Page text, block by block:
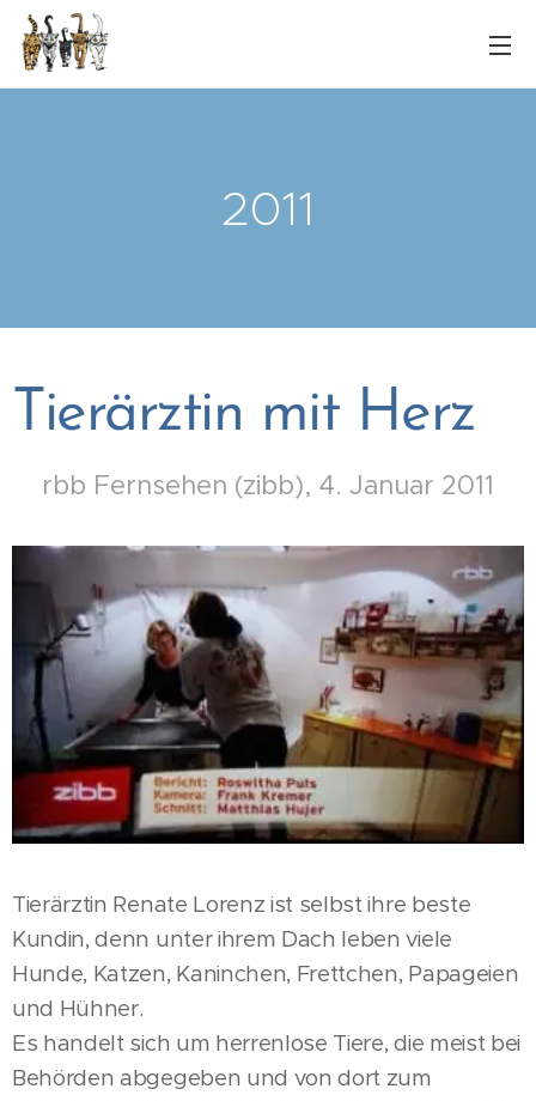
2011
Tierärztin mit Herz
rbb Fernsehen (zibb), 4. Januar 2011
Tierärztin Renate Lorenz ist selbst ihre beste
Kundin, denn unter ihrem Dach leben viele
Hunde, Katzen, Kaninchen, Frettchen, Papageien
und Hühner.
Es handelt sich um herrenlose Tiere, die meist bei
Behörden abgegeben und von dort zum